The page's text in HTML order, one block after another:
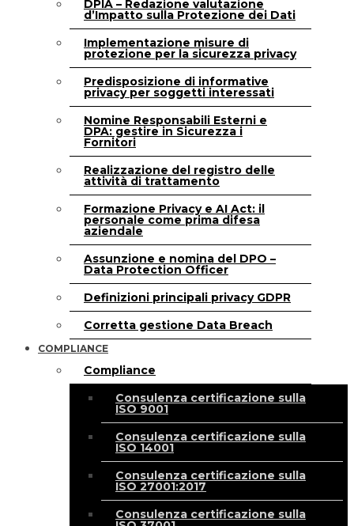
DPIA – Redazione valutazione
d’Impatto sulla Protezione dei Dati
Implementazione misure di
protezione per la sicurezza privacy
Predisposizione di informative
privacy per soggetti interessati
Nomine Responsabili Esterni e
DPA: gestire in Sicurezza i
Fornitori
Realizzazione del registro delle
attività di trattamento
Formazione Privacy e AI Act: il
personale come prima difesa
aziendale
Assunzione e nomina del DPO –
Data Protection Officer
Definizioni principali privacy GDPR
Corretta gestione Data Breach
COMPLIANCE
Compliance
Consulenza certificazione sulla
ISO 9001
Consulenza certificazione sulla
ISO 14001
Consulenza certificazione sulla
ISO 27001:2017
Consulenza certificazione sulla